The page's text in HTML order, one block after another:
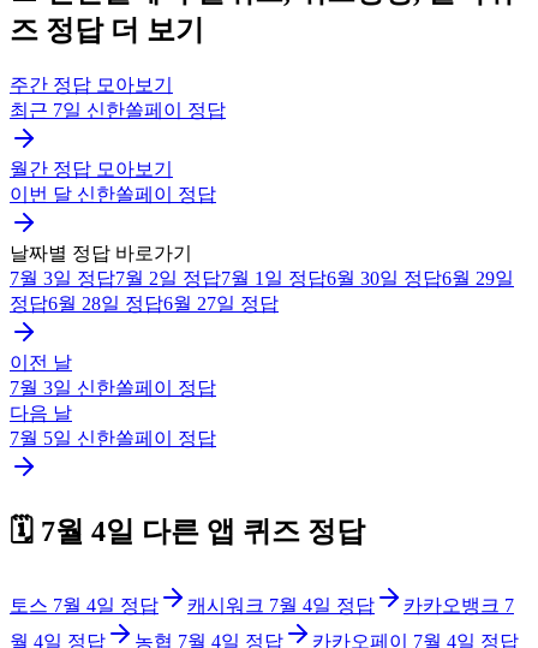
즈 정답 더 보기
주간 정답 모아보기
최근 7일 신한쏠페이 정답
월간 정답 모아보기
이번 달 신한쏠페이 정답
날짜별 정답 바로가기
7월 3일 정답7월 2일 정답7월 1일 정답6월 30일 정답6월 29일
정답6월 28일 정답6월 27일 정답
이전 날
7월 3일 신한쏠페이
정답
다음 날
7월 5일 신한쏠페이 정답
🗓️ 7월 4일 다른 앱 퀴즈 정답
토스 7월 4일 정답 캐시워크 7월 4일 정답 카카오뱅크 7
월 4일 정답 농협 7월 4일 정답 카카오페이 7월 4일 정답